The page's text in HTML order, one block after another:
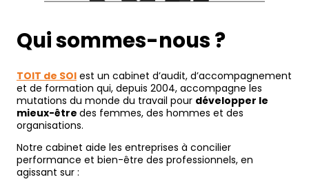
Qui sommes-nous ?
TOIT de SOI est un cabinet d’audit, d’accompagnement
et de formation qui, depuis 2004, accompagne les
mutations du monde du travail pour développer le
mieux-être des femmes, des hommes et des
organisations.
Notre cabinet aide les entreprises à concilier
performance et bien-être des professionnels, en
agissant sur :